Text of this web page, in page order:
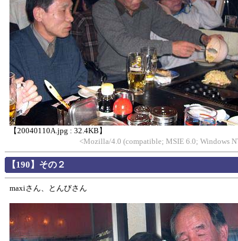
【20040110A.jpg : 32.4KB】
<Mozilla/4.0 (compatible; MSIE 6.0; Windows
【190】その２
maxiさん、とんびさん